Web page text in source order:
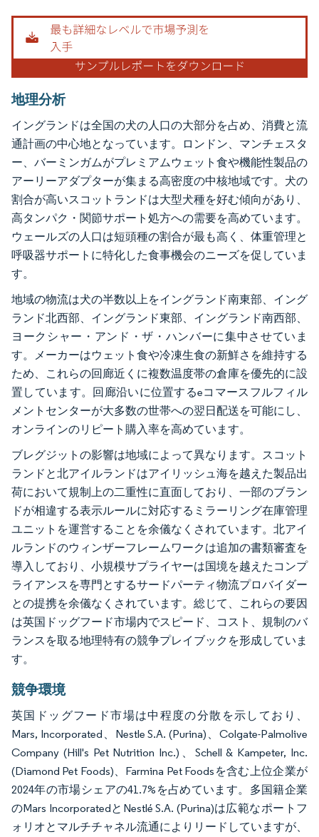
地理分析
イングランドは全国の犬の人口の大部分を占め、消費と流
通計画の中心地となっています。ロンドン、マンチェスタ
ー、バーミンガムがプレミアムウェット食や機能性製品の
アーリーアダプターが集まる高密度の中核地域です。犬の
割合が高いスコットランドは大型犬種を好む傾向があり、
高タンパク・関節サポート処方への需要を高めています。
ウェールズの人口は短頭種の割合が最も高く、体重管理と
呼吸器サポートに特化した食事機会のニーズを促していま
す。
地域の物流は犬の半数以上をイングランド南東部、イング
ランド北西部、イングランド東部、イングランド南西部、
ヨークシャー・アンド・ザ・ハンバーに集中させていま
す。メーカーはウェット食や冷凍生食の新鮮さを維持する
ため、これらの回廊近くに複数温度帯の倉庫を優先的に設
置しています。回廊沿いに位置するeコマースフルフィル
メントセンターが大多数の世帯への翌日配送を可能にし、
オンラインのリピート購入率を高めています。
ブレグジットの影響は地域によって異なります。スコット
ランドと北アイルランドはアイリッシュ海を越えた製品出
荷において規制上の二重性に直面しており、一部のブラン
ドが相違する表示ルールに対応するミラーリング在庫管理
ユニットを運営することを余儀なくされています。北アイ
ルランドのウィンザーフレームワークは追加の書類審査を
導入しており、小規模サプライヤーは国境を越えたコンプ
ライアンスを専門とするサードパーティ物流プロバイダー
との提携を余儀なくされています。総じて、これらの要因
は英国ドッグフード市場内でスピード、コスト、規制のバ
ランスを取る地理特有の競争プレイブックを形成していま
す。
競争環境
英国ドッグフード市場は中程度の分散を示しており、
Mars, Incorporated、Nestle S.A. (Purina)、Colgate-Palmolive
Company (Hill's Pet Nutrition Inc.)、Schell & Kampeter, Inc.
(Diamond Pet Foods)、Farmina Pet Foodsを含む上位企業が
2024年の市場シェアの41.7%を占めています。多国籍企業
のMars IncorporatedとNestlé S.A. (Purina)は広範なポートフ
ォリオとマルチチャネル流通によりリードしていますが、